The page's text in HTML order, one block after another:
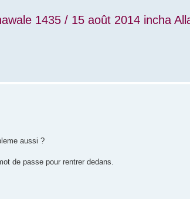
1435 / 15 août 2014 incha
aussi ?
de passe pour rentrer dedans.